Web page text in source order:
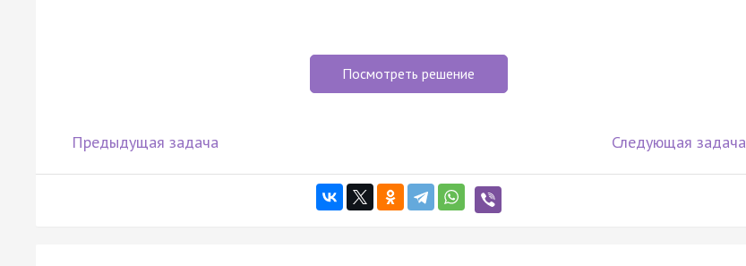
Посмотреть решение
Предыдущая задача Следующая задача